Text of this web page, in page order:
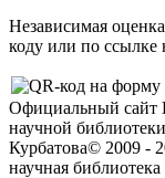
Независимая
коду или по ссылке
Официальный сайт
научной
Курбатова© 2009 -
научная